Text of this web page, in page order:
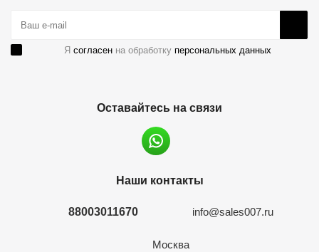
Я согласен на обработку персональных данных
Оставайтесь на связи
Наши контакты
88003011670 info@sales007.ru
Москва